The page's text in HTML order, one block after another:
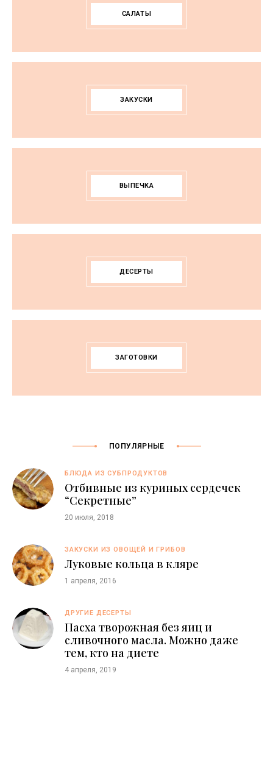
САЛАТЫ
ЗАКУСКИ
ВЫПЕЧКА
ДЕСЕРТЫ
ЗАГОТОВКИ
ПОПУЛЯРНЫЕ
БЛЮДА ИЗ СУБПРОДУКТОВ
Отбивные из куриных сердечек
“Секретные”
20 июля, 2018
ЗАКУСКИ ИЗ ОВОЩЕЙ И ГРИБОВ
Луковые кольца в кляре
1 апреля, 2016
ДРУГИЕ ДЕСЕРТЫ
Пасха творожная без яиц и
сливочного масла. Можно даже
тем, кто на диете
4 апреля, 2019